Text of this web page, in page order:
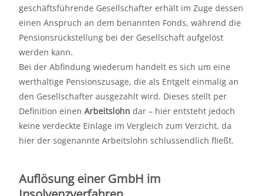
geschäftsführende Gesellschafter erhält im Zuge dessen
einen Anspruch an dem benannten Fonds, während die
Pensionsrückstellung bei der Gesellschaft aufgelöst
werden kann.
Bei der Abfindung wiederum handelt es sich um eine
werthaltige Pensionszusage, die als Entgelt einmalig an
den Gesellschafter ausgezahlt wird. Dieses stellt per
Definition einen Arbeitslohn dar – hier entsteht jedoch
keine verdeckte Einlage im Vergleich zum Verzicht, da
hier der sogenannte Arbeitslohn schlussendlich fließt.
Auflösung einer GmbH im